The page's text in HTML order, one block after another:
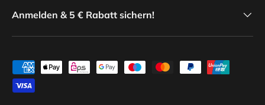
Anmelden & 5 € Rabatt sichern!
Zahlungsmethoden